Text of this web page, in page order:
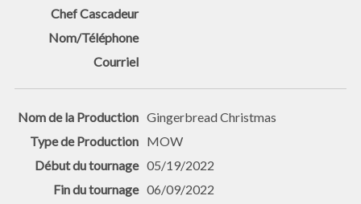
Gingerbread Christmas
MOW
05/19/2022
06/09/2022